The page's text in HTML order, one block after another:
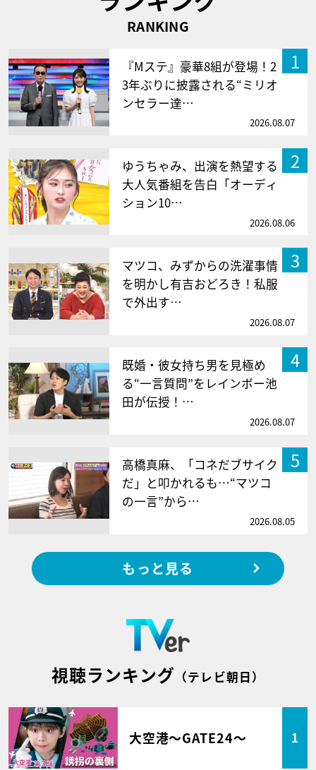
RANKING
1
『Mステ』豪華8組が登場！2
3年ぶりに披露される“ミリオ
ンセラー達…
2026.08.07
2
ゆうちゃみ、出演を熱望する
大人気番組を告白「オーディ
ション10…
2026.08.06
3
マツコ、みずからの洗濯事情
を明かし有吉おどろき！私服
で外出す…
2026.08.07
4
既婚・彼女持ち男を見極め
る“一言質問”をレインボー池
田が伝授！…
2026.08.07
5
高橋真麻、「コネだブサイク
だ」と叩かれるも…“マツコ
の一言”から…
2026.08.05
もっと見る
視聴ランキング （テレビ朝日）
大空港～GATE24～ 1